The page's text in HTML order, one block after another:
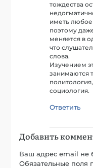
тождества
иметь любое
поэтому
меняется в
что
слова.
Изучением
занимаются
социология.
Ответить
Добавить
Ваш адрес email не
Обязательные поля